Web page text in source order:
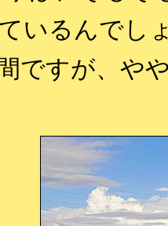
いるんでし
ですが、や